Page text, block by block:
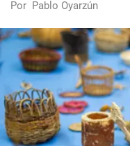
Por Pablo Oyarzún